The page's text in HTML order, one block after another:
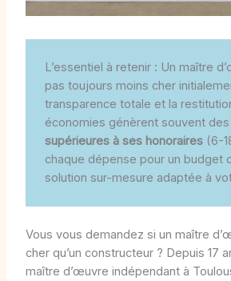
L’essentiel à retenir : Un maître
pas toujours moins cher
transparence totale et la
économies génèrent souvent des
supérieures à ses honoraires(6-
chaque dépense pour un budget
solution sur-mesure adaptée à
Vous vous demandez si un maître
cher qu’un constructeur ? Depuis 17
maître d’œuvre indépendant à